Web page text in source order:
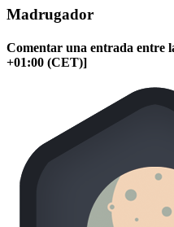
Madrugador
Comentar una entrada entre
+01:00 (CET)]